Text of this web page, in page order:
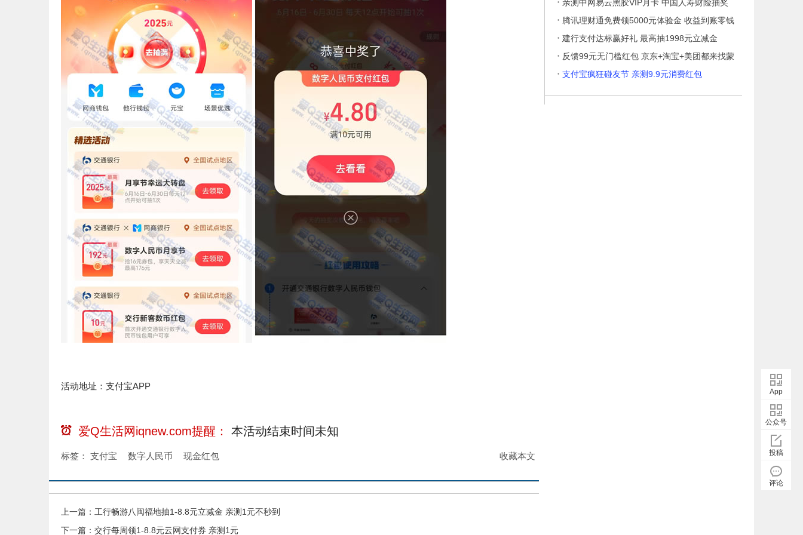
活动地址：支付宝APP
爱Q生活网iqnew.com提醒： 本活动结束时间未知
收藏本文
标签： 支付宝 数字人民币 现金红包
上一篇： 工行畅游八闽福地抽1-8.8元立减金 亲测1元不秒到
下一篇： 交行每周领1-8.8元云网支付券 亲测1元
· 亲测中网易云黑胶VIP月卡 中国人寿财险抽奖
· 腾讯理财通免费领5000元体验金 收益到账零钱
· 建行支付达标赢好礼 最高抽1998元立减金
· 反馈99元无门槛红包 京东+淘宝+美团都来找蒙
· 支付宝疯狂碰友节 亲测9.9元消费红包
App
公众号
投稿
评论